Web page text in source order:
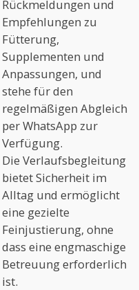
Rückmeldungen und
Empfehlungen zu
Fütterung,
Supplementen und
Anpassungen, und
stehe für den
regelmäßigen Abgleich
per WhatsApp zur
Verfügung.
Die Verlaufsbegleitung
bietet Sicherheit im
Alltag und ermöglicht
eine gezielte
Feinjustierung, ohne
dass eine engmaschige
Betreuung erforderlich
ist.